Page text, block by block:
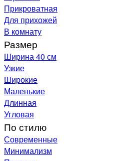
Прикроватная
Для прихожей
В комнату
Размер
Ширина 40 см
Узкие
Широкие
Маленькие
Длинная
Угловая
По стилю
Современные
Минимализм